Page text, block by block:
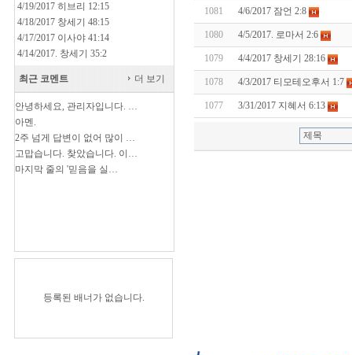
4/19/2017 히브리 12:15
4/18/2017 창세기 48:15
4/17/2017 이사야 41:14
4/14/2017. 창세기 35:2
최근 코멘트 더 보기
안녕하세요, 관리자입니다. …
아멘.
2주 넘게 답변이 없어 많이 …
고맙습니다. 찾았습니다. 이…
마지막 줄의 '믿음을 실…
등록된 배너가 없습니다.
1081 4/6/2017 잠언 2:8
1080 4/5/2017. 로마서 2:6
1079 4/4/2017 창세기 28:16
1078 4/3/2017 티모테오후서 1:7
1077 3/31/2017 지혜서 6:13